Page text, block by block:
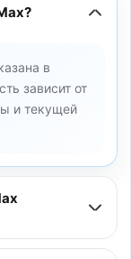
в
зависит от
и текущей